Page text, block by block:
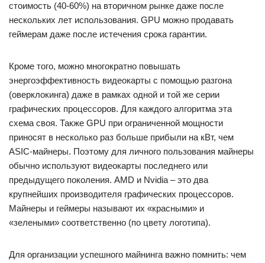
стоимость (40-60%) на вторичном рынке даже после
нескольких лет использования. GPU можно продавать
геймерам даже после истечения срока гарантии.
Кроме того, можно многократно повышать
энергоэффективность видеокарты с помощью разгона
(оверклокинга) даже в рамках одной и той же серии
графических процессоров. Для каждого алгоритма эта
схема своя. Также GPU при ограниченной мощности
приносят в несколько раз больше прибыли на кВт, чем
ASIC-майнеры. Поэтому для личного пользования майнеры
обычно используют видеокарты последнего или
предыдущего поколения. AMD и Nvidia – это два
крупнейших производителя графических процессоров.
Майнеры и геймеры называют их «красными» и
«зелеными» соответственно (по цвету логотипа).
Для организации успешного майнинга важно помнить: чем